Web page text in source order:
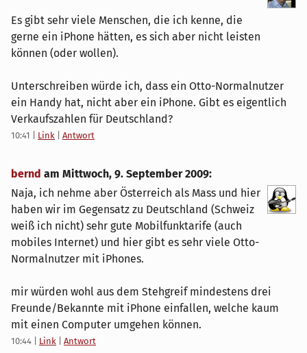
Es gibt sehr viele Menschen, die ich kenne, die
gerne ein iPhone hätten, es sich aber nicht leisten
können (oder wollen).
Unterschreiben würde ich, dass ein Otto-Normalnutzer
ein Handy hat, nicht aber ein iPhone. Gibt es eigentlich
Verkaufszahlen für Deutschland?
10:41 Link Antwort
bernd am Mittwoch, 9. September 2009:
Naja, ich nehme aber Österreich als Mass und hier
haben wir im Gegensatz zu Deutschland (Schweiz
weiß ich nicht) sehr gute Mobilfunktarife (auch
mobiles Internet) und hier gibt es sehr viele Otto-
Normalnutzer mit iPhones.
mir würden wohl aus dem Stehgreif mindestens drei
Freunde/Bekannte mit iPhone einfallen, welche kaum
mit einen Computer umgehen können.
10:44 Link Antwort